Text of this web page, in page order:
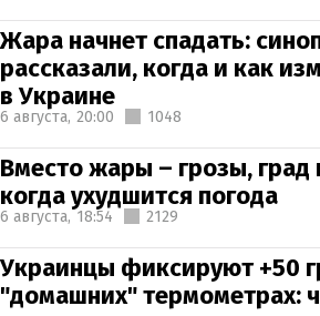
Жара начнет спадать:
рассказали, когда и как
в Украине
6 августа, 20:00 1048
Вместо жары – грозы, град
когда ухудшится погода
6 августа, 18:54 2129
Украинцы фиксируют +50
"домашних" термометрах: